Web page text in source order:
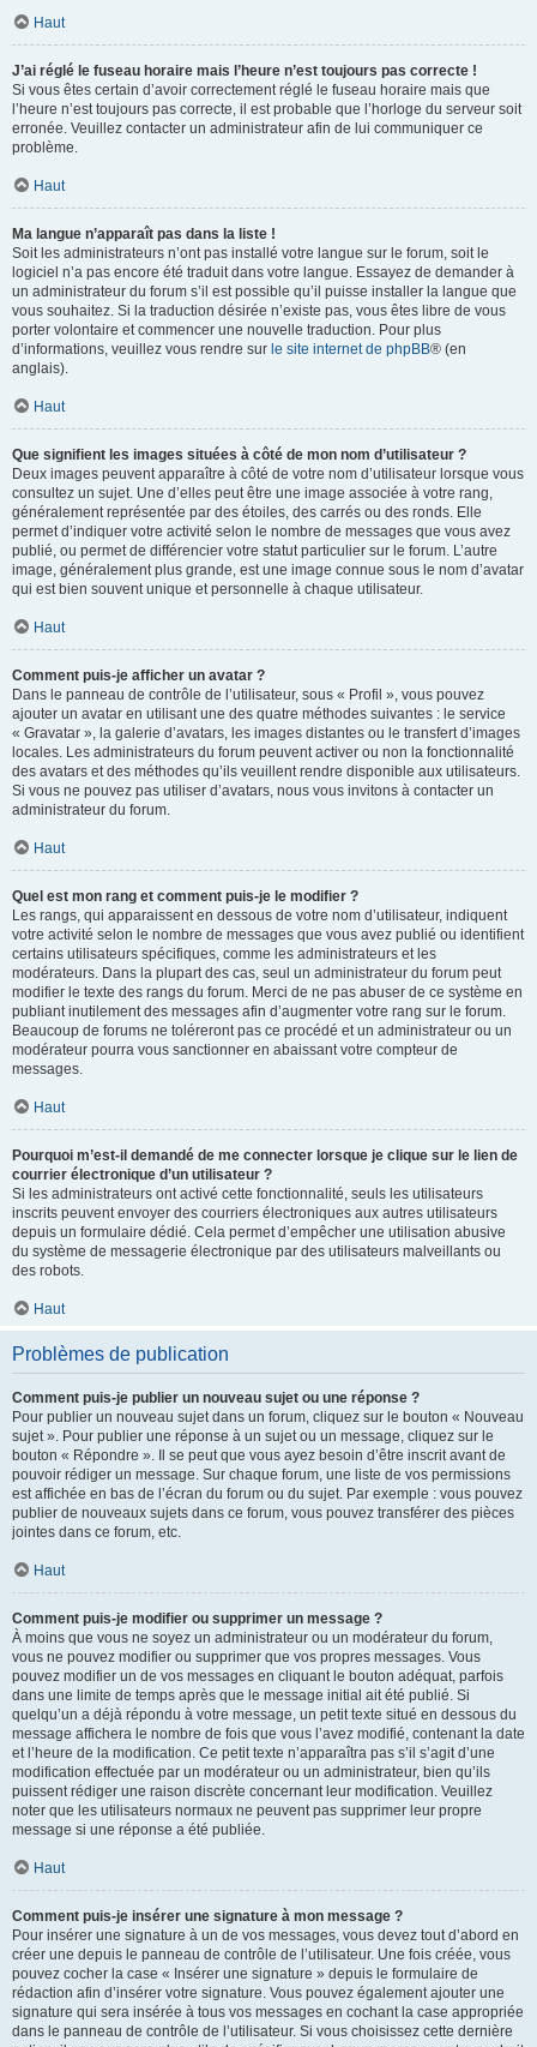
Haut
J’ai réglé le fuseau horaire mais l’heure n’est toujours pas correcte !
Si vous êtes certain d’avoir correctement réglé le fuseau horaire mais que
l’heure n’est toujours pas correcte, il est probable que l’horloge du serveur soit
erronée. Veuillez contacter un administrateur afin de lui communiquer ce
problème.
Haut
Ma langue n’apparaît pas dans la liste !
Soit les administrateurs n’ont pas installé votre langue sur le forum, soit le
logiciel n’a pas encore été traduit dans votre langue. Essayez de demander à
un administrateur du forum s’il est possible qu’il puisse installer la langue que
vous souhaitez. Si la traduction désirée n’existe pas, vous êtes libre de vous
porter volontaire et commencer une nouvelle traduction. Pour plus
d’informations, veuillez vous rendre sur le site internet de phpBB® (en
anglais).
Haut
Que signifient les images situées à côté de mon nom d’utilisateur ?
Deux images peuvent apparaître à côté de votre nom d’utilisateur lorsque vous
consultez un sujet. Une d’elles peut être une image associée à votre rang,
généralement représentée par des étoiles, des carrés ou des ronds. Elle
permet d’indiquer votre activité selon le nombre de messages que vous avez
publié, ou permet de différencier votre statut particulier sur le forum. L’autre
image, généralement plus grande, est une image connue sous le nom d’avatar
qui est bien souvent unique et personnelle à chaque utilisateur.
Haut
Comment puis-je afficher un avatar ?
Dans le panneau de contrôle de l’utilisateur, sous « Profil », vous pouvez
ajouter un avatar en utilisant une des quatre méthodes suivantes : le service
« Gravatar », la galerie d’avatars, les images distantes ou le transfert d’images
locales. Les administrateurs du forum peuvent activer ou non la fonctionnalité
des avatars et des méthodes qu’ils veuillent rendre disponible aux utilisateurs.
Si vous ne pouvez pas utiliser d’avatars, nous vous invitons à contacter un
administrateur du forum.
Haut
Quel est mon rang et comment puis-je le modifier ?
Les rangs, qui apparaissent en dessous de votre nom d’utilisateur, indiquent
votre activité selon le nombre de messages que vous avez publié ou identifient
certains utilisateurs spécifiques, comme les administrateurs et les
modérateurs. Dans la plupart des cas, seul un administrateur du forum peut
modifier le texte des rangs du forum. Merci de ne pas abuser de ce système en
publiant inutilement des messages afin d’augmenter votre rang sur le forum.
Beaucoup de forums ne toléreront pas ce procédé et un administrateur ou un
modérateur pourra vous sanctionner en abaissant votre compteur de
messages.
Haut
Pourquoi m’est-il demandé de me connecter lorsque je clique sur le lien de
courrier électronique d’un utilisateur ?
Si les administrateurs ont activé cette fonctionnalité, seuls les utilisateurs
inscrits peuvent envoyer des courriers électroniques aux autres utilisateurs
depuis un formulaire dédié. Cela permet d’empêcher une utilisation abusive
du système de messagerie électronique par des utilisateurs malveillants ou
des robots.
Haut
Problèmes de publication
Comment puis-je publier un nouveau sujet ou une réponse ?
Pour publier un nouveau sujet dans un forum, cliquez sur le bouton « Nouveau
sujet ». Pour publier une réponse à un sujet ou un message, cliquez sur le
bouton « Répondre ». Il se peut que vous ayez besoin d’être inscrit avant de
pouvoir rédiger un message. Sur chaque forum, une liste de vos permissions
est affichée en bas de l’écran du forum ou du sujet. Par exemple : vous pouvez
publier de nouveaux sujets dans ce forum, vous pouvez transférer des pièces
jointes dans ce forum, etc.
Haut
Comment puis-je modifier ou supprimer un message ?
À moins que vous ne soyez un administrateur ou un modérateur du forum,
vous ne pouvez modifier ou supprimer que vos propres messages. Vous
pouvez modifier un de vos messages en cliquant le bouton adéquat, parfois
dans une limite de temps après que le message initial ait été publié. Si
quelqu’un a déjà répondu à votre message, un petit texte situé en dessous du
message affichera le nombre de fois que vous l’avez modifié, contenant la date
et l’heure de la modification. Ce petit texte n’apparaîtra pas s’il s’agit d’une
modification effectuée par un modérateur ou un administrateur, bien qu’ils
puissent rédiger une raison discrète concernant leur modification. Veuillez
noter que les utilisateurs normaux ne peuvent pas supprimer leur propre
message si une réponse a été publiée.
Haut
Comment puis-je insérer une signature à mon message ?
Pour insérer une signature à un de vos messages, vous devez tout d’abord en
créer une depuis le panneau de contrôle de l’utilisateur. Une fois créée, vous
pouvez cocher la case « Insérer une signature » depuis le formulaire de
rédaction afin d’insérer votre signature. Vous pouvez également ajouter une
signature qui sera insérée à tous vos messages en cochant la case appropriée
dans le panneau de contrôle de l’utilisateur. Si vous choisissez cette dernière